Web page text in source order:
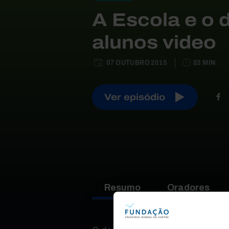
A Escola e o
alunos video
07 OUTUBRO 2015 83 MIN
Ver episódio
Resumo Oradores